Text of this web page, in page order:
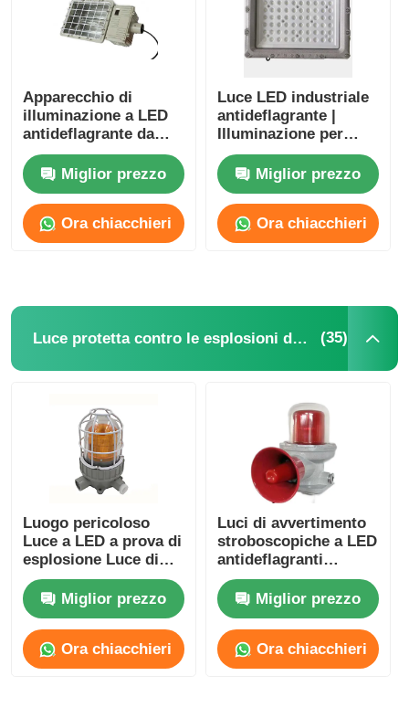
Apparecchio di
illuminazione a LED
antideflagrante da
250W 400W 1000W
per lampada a ioduri
metallici
Miglior prezzo
Ora chiacchieri
Luce LED industriale
antideflagrante |
Illuminazione per
aree pericolose delle
zone 1 e 2Miglior prezzo
Ora chiacchieri
Luce protetta contro le esplosioni dell'allarme (35)
Luogo pericoloso
Luce a LED a prova di
esplosione Luce di
strofina allarme di
emergenzaMiglior prezzo
Ora chiacchieri
Luci di avvertimento
stroboscopiche a LED
antideflagranti
Illuminazione di
allarmeMiglior prezzo
Ora chiacchieri